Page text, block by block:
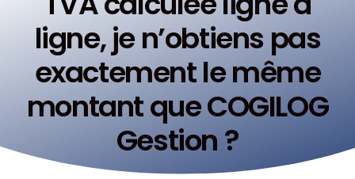
ligne, je n’obtiens pas
exactement le même
montant que COGILOG
Gestion ?